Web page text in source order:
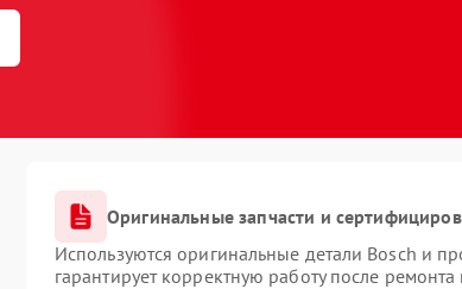
Оригинальные запчасти и
Используются оригинальные детали Bosch и
гарантирует корректную работу после